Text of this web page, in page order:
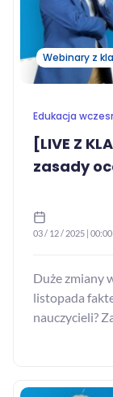
Webinary z
Edukacja
[LIVE Z
zasady
03 / 12 / 2025 | 00:00
Duże zmiany
listopada
nauczycieli?